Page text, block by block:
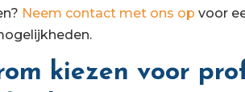
Neem contact met ons op voor
kiezen voor